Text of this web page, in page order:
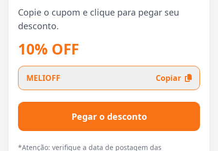
Copie o cupom e clique para pegar seu
desconto.
10% OFF
MELIOFF Copiar
Pegar o desconto
*Atenção: verifique a data de postagem das